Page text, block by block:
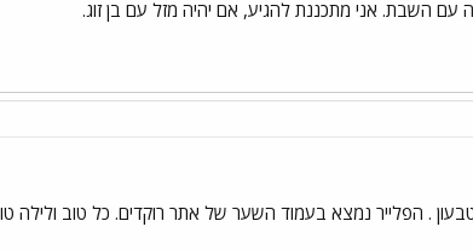
עם השבת. אני מתכננת להגיע, אם יהיה מזל עם בן זוג.